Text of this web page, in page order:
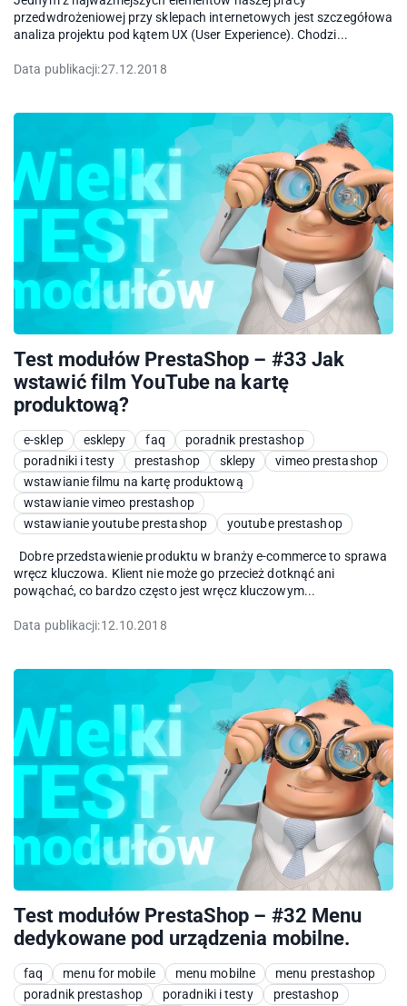
przedwdrożeniowej przy sklepach internetowych jest szczegółowa
analiza projektu pod kątem UX (User Experience). Chodzi...
Data publikacji:27.12.2018
Test modułów PrestaShop – #33 Jak
wstawić film YouTube na kartę
produktową?
e-sklep esklepy faq
poradnik prestashop
poradniki i testy
prestashop sklepy
vimeo prestashop
wstawianie filmu na kartę produktową
wstawianie vimeo prestashop
wstawianie youtube prestashop
youtube prestashop
Dobre przedstawienie produktu w branży e-commerce to sprawa
wręcz kluczowa. Klient nie może go przecież dotknąć ani
powąchać, co bardzo często jest wręcz kluczowym...
Data publikacji:12.10.2018
Test modułów PrestaShop – #32 Menu
dedykowane pod urządzenia mobilne.
faq menu for mobile menu mobilne
menu prestashop
poradnik prestashop
poradniki i testy
prestashop